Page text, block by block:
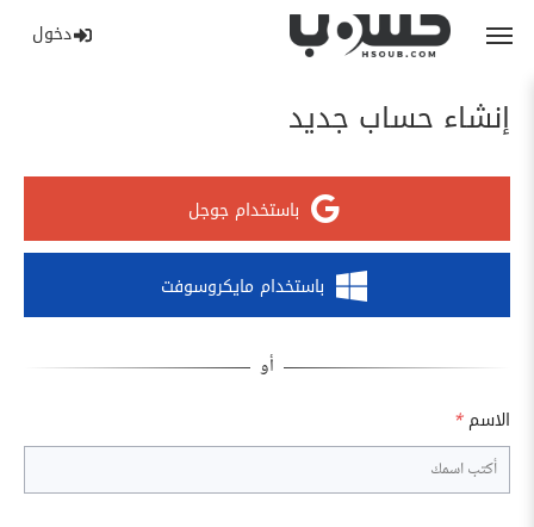
دخول
إنشاء حساب جديد
باستخدام جوجل
باستخدام مايكروسوفت
الاسم *